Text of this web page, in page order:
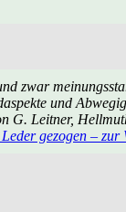
zwar
und
G. Leitner,
gezogen –